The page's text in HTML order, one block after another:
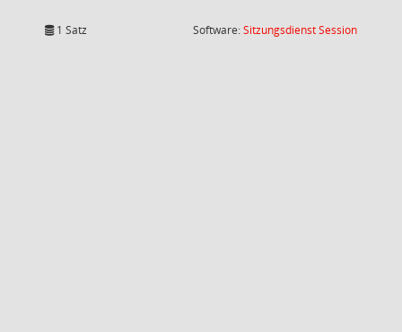
1 Satz Software:SitzungsdienstSession(Wird in